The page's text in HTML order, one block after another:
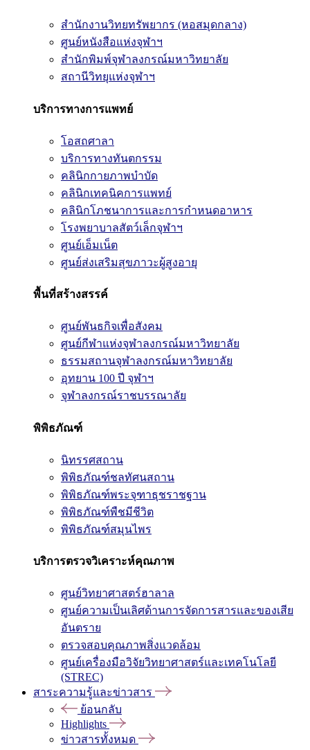
สำนักงานวิทยทรัพยากร (หอสมุดกลาง)
ศูนย์หนังสือแห่งจุฬาฯ
สำนักพิมพ์จุฬาลงกรณ์มหาวิทยาลัย
สถานีวิทยุแห่งจุฬาฯ
บริการทางการแพทย์
โอสถศาลา
บริการทางทันตกรรม
คลินิกกายภาพบำบัด
คลินิกเทคนิคการแพทย์
คลินิกโภชนาการและการกำหนดอาหาร
โรงพยาบาลสัตว์เล็กจุฬาฯ
ศูนย์เอ็มเน็ต
ศูนย์ส่งเสริมสุขภาวะผู้สูงอายุ
พื้นที่สร้างสรรค์
ศูนย์พันธกิจเพื่อสังคม
ศูนย์กีฬาแห่งจุฬาลงกรณ์มหาวิทยาลัย
ธรรมสถานจุฬาลงกรณ์มหาวิทยาลัย
อุทยาน 100 ปี จุฬาฯ
จุฬาลงกรณ์ราชบรรณาลัย
พิพิธภัณฑ์
นิทรรศสถาน
พิพิธภัณฑ์ชลทัศนสถาน
พิพิธภัณฑ์พระจุฑาธุชราชฐาน
พิพิธภัณฑ์พืชมีชีวิต
พิพิธภัณฑ์สมุนไพร
บริการตรวจวิเคราะห์คุณภาพ
ศูนย์วิทยาศาสตร์ฮาลาล
ศูนย์ความเป็นเลิศด้านการจัดการสารและของเสีย
อันตราย
ตรวจสอบคุณภาพสิ่งแวดล้อม
ศูนย์เครื่องมือวิจัยวิทยาศาสตร์และเทคโนโลยี
(STREC)
สาระความรู้และข่าวสาร
ย้อนกลับ
Highlights
ข่าวสารทั้งหมด